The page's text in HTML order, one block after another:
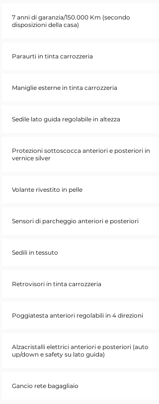
7 anni di garanzia/150.000 Km (secondo
disposizioni della casa)
Paraurti in tinta carrozzeria
Maniglie esterne in tinta carrozzeria
Sedile lato guida regolabile in altezza
Protezioni sottoscocca anteriori e posteriori in
vernice silver
Volante rivestito in pelle
Sensori di parcheggio anteriori e posteriori
Sedili in tessuto
Retrovisori in tinta carrozzeria
Poggiatesta anteriori regolabili in 4 direzioni
Alzacristalli elettrici anteriori e posteriori (auto
up/down e safety su lato guida)
Gancio rete bagagliaio